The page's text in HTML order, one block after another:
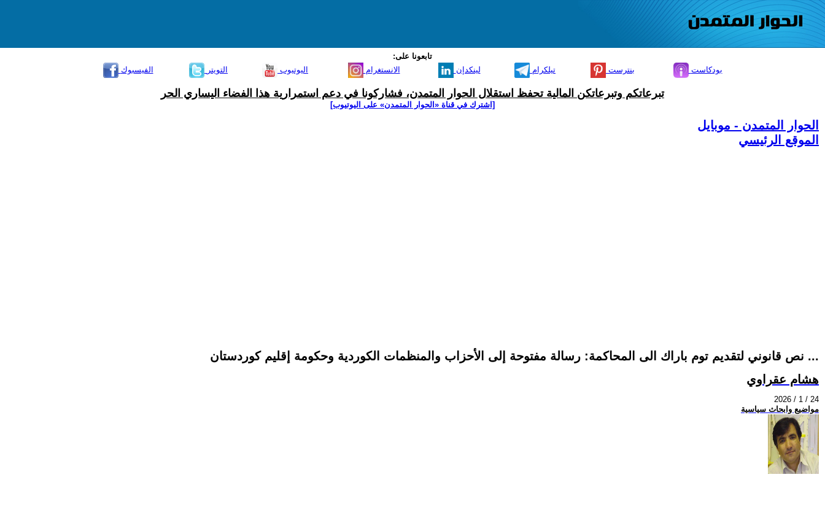
تابعونا على:
الفيسبوك
التويتر اليوتيوب الانستغرام لينكدإن تيلكرام بنترست بودكاست
تبرعاتكم وتبرعاتكن المالية تحفظ استقلال الحوار المتمدن، فشاركونا في دعم استمرارية هذا الفضاء اليساري الحر
[اشترك في قناة ‫«الحوار المتمدن» على اليوتيوب]
الحوار المتمدن - موبايل
الموقع الرئيسي
نص قانوني لتقديم توم باراك الى المحاكمة: رسالة مفتوحة إلى الأحزاب والمنظمات الكوردية وحكومة إقليم كوردستان ...
هشام عقراوي
2026 / 1 / 24
مواضيع وابحاث سياسية